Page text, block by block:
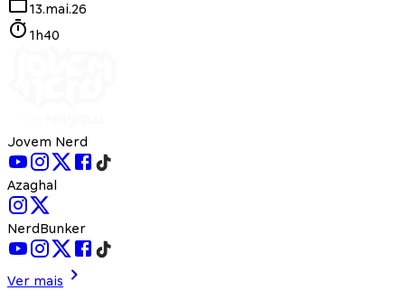
13.mai.26
1h40
Jovem Nerd
Azaghal
NerdBunker
Ver mais